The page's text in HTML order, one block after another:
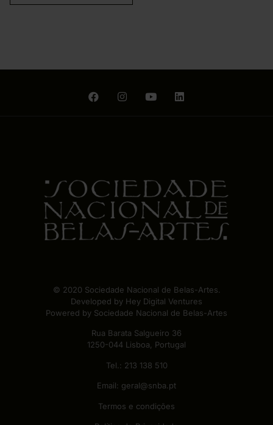
© 2020 Sociedade Nacional de Belas-Artes.
Developed by Hey Digital Ventures
Powered by Sociedade Nacional de Belas-Artes
Rua Barata Salgueiro 36
1250-044 Lisboa, Portugal
Tel.: 213 138 510
Email: geral@snba.pt
Termos e condições